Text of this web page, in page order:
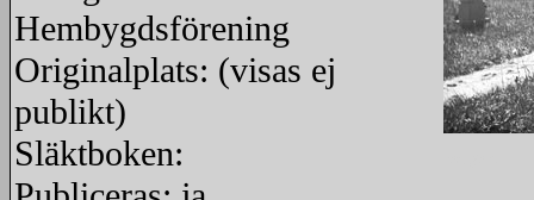
Hembygdsförening
Originalplats: (visas ej
publikt)
Släktboken: